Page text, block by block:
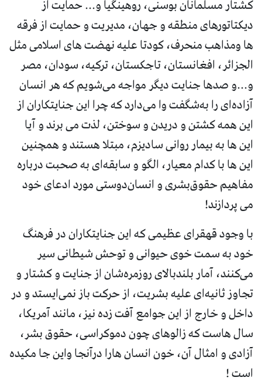
کشتار مسلمانان بوسنی، روهینگیا و... حمایت از
دیکتاتورهای منطقه و جهان، مدیریت و حمایت از فرقه
ها ومذاهب منحرف، کودتا علیه نهضت های اسلامی مثل
الجزائر، افغانستان، تاجکستان، ترکیه، سودان، مصر
و...و صدها جنایت دیگر مواجه می‌شویم که هر انسان
آزاده‌ای را به‌شگفت وا می‌دارد که چرا این جنایتکاران از
این همه کشتن و دریدن و سوختن، لذت می برند و آیا
این ها به بیمار روانی سادیزم، مبتلا هستند و همچنین
این ها با کدام معیار، الگو و سابقه‌ای به صحبت درباره
مفاهیم حقوق‌بشری و انسان‌دوستی مورد ادعای خود
می‌ پردازند!
با وجود قهقرای عظیمی که این جنایتکاران در فرهنگ
خود به سمت خوی حیوانی و توحش شیطانی سیر
می‌کنند، آمار بلندبالای روزمره‌شان از جنایت و کشتار و
تجاوز ثانیه‌ای علیه بشریت، از حرکت باز نمی‌ایستد و در
داخل و خارج از این جوامع آفت زده نیز، مانند آمریکا،
سال هاست که زالوهای چون دموکراسی، حقوق بشر،
آزادی و امثال آن، خون انسان هارا درآنجا واین جا مکیده
است !